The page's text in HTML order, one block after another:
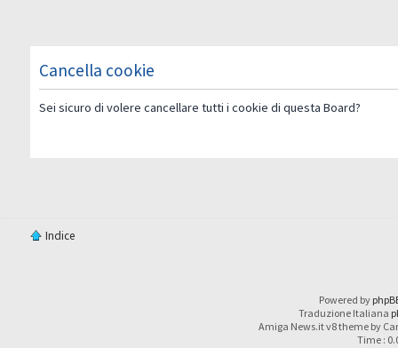
Cancella cookie
Sei sicuro di volere cancellare tutti i cookie di questa Board?
Indice
Powered by
Traduzione Italiana
Amiga News.it v8 theme by
Time :